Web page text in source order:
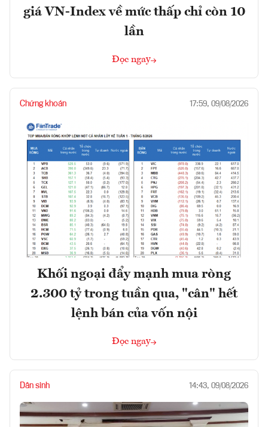
giá VN-Index về mức thấp chỉ còn 10
lần
Đọc ngay
Chứng khoán 17:59, 09/08/2026
Khối ngoại đẩy mạnh mua ròng
2.300 tỷ trong tuần qua, "cân" hết
lệnh bán của vốn nội
Đọc ngay
Dân sinh 14:43, 09/08/2026